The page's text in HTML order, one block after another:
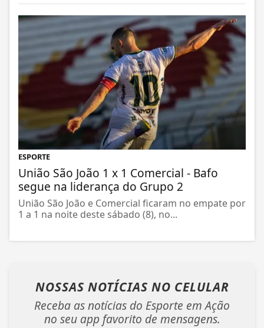
ESPORTE
União São João 1 x 1 Comercial - Bafo
segue na liderança do Grupo 2
União São João e Comercial ficaram no empate por
1 a 1 na noite deste sábado (8), no...
NOSSAS NOTÍCIAS NO CELULAR
Receba as notícias do Esporte em Ação
no seu app favorito de mensagens.